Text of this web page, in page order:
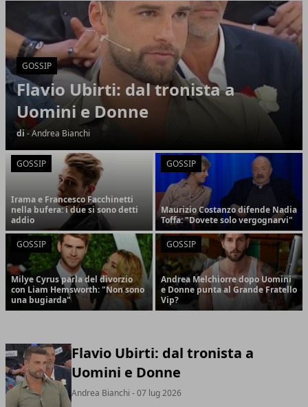
Articoli in Evidenza
GOSSIP
Flavio Ubirti: dal tronista a
Uomini e Donne
di - Andrea Bianchi
GOSSIP
Irama e Francesco Facchinetti
nella bufera: i due si sono detti
addio
GOSSIP
Maurizio Costanzo difende Nadia
Toffa: "Dovete solo vergognarvi"
GOSSIP
Milye Cyrus parla del divorzio
con Liam Hemsworth: "Non sono
una bugiarda"
GOSSIP
Andrea Melchiorre dopo Uomini
e Donne punta al Grande Fratello
Vip?
Flavio Ubirti: dal tronista a
Uomini e Donne
Andrea Bianchi - 07 lug 2026